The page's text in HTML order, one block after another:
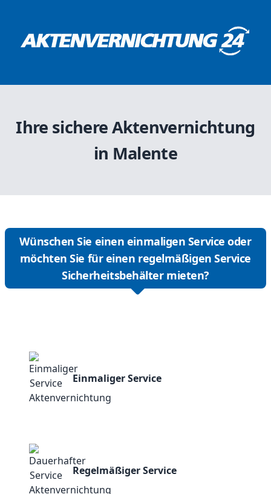
Ihre sichere Aktenvernichtung
in Malente
Wünschen Sie einen einmaligen Service oder
möchten Sie für einen regelmäßigen Service
Sicherheitsbehälter mieten?
Einmaliger Service
Regelmäßiger Service